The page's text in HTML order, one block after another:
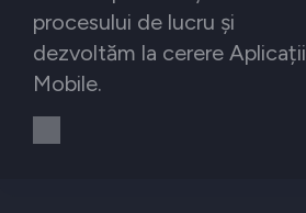
procesului de lucru și
dezvoltăm la cerere Aplicații
Mobile.